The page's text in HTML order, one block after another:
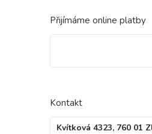
Přijímáme online platby
Kontakt
Kvítková 4323, 760 01